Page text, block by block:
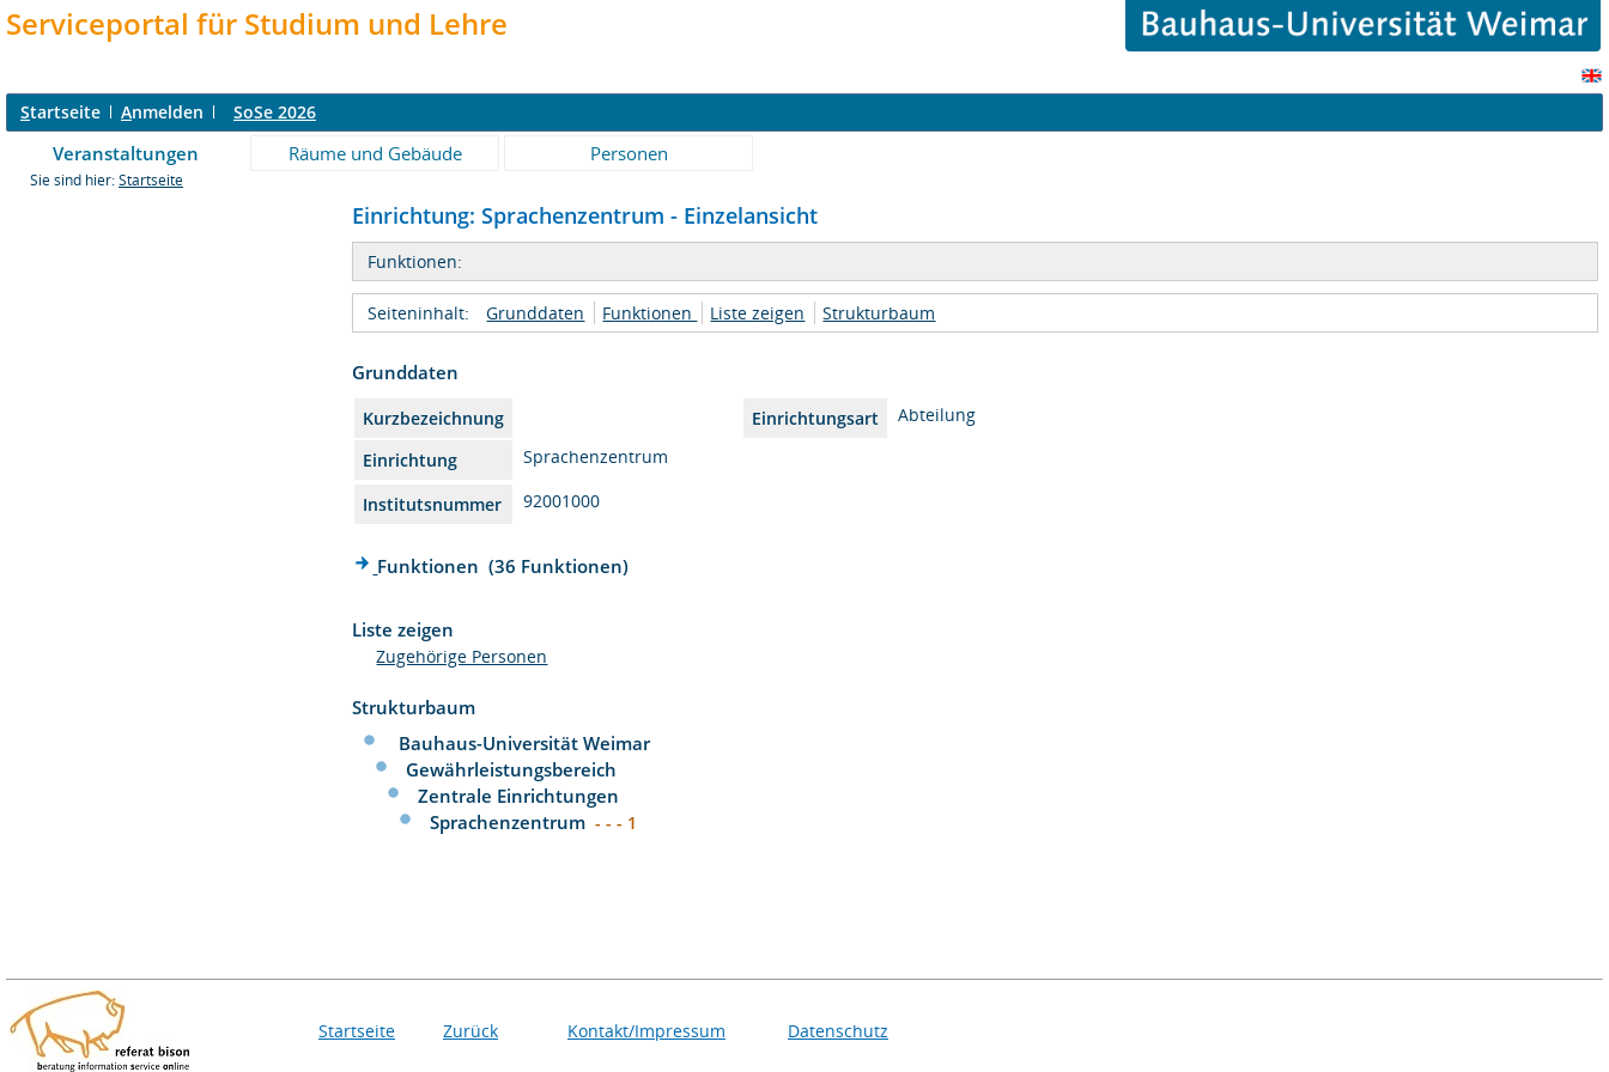
Serviceportal für Studium und Lehre
Startseite Anmelden SoSe 2026
Veranstaltungen Räume und Gebäude Personen
Sie sind hier: Startseite
Einrichtung: Sprachenzentrum - Einzelansicht
Funktionen:
Seiteninhalt: Grunddaten Funktionen Liste zeigen Strukturbaum
Grunddaten
Kurzbezeichnung Einrichtungsart
Abteilung
Einrichtung
Sprachenzentrum
Institutsnummer 92001000
Funktionen (36 Funktionen)
Liste zeigen
Zugehörige Personen
Strukturbaum
Bauhaus-Universität Weimar
Gewährleistungsbereich
Zentrale Einrichtungen
Sprachenzentrum - - - 1
Startseite Zurück Kontakt/Impressum Datenschutz